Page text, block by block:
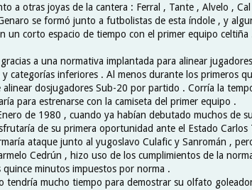
a otras joyas de la cantera : Ferral , Tante , Alvelo ,
se formó junto a futbolistas de esta índole , y
un corto espacio de tiempo con el primer equipo celtiña
a una normativa implantada para alinear
categorías inferiores . Al menos durante los primeros
alinear dosjugadores Sub-20 por partido . Corría la
para estrenarse con la camiseta del primer equipo .
de 1980 , cuando ya habían debutado muchos de
de su primera oportunidad ante el Estado Carlos
ataque junto al yugoslavo Culafic y Sanromán ,
Cedrún , hizo uso de los cumplimientos de la
quince minutos impuestos por norma .
tendría mucho tiempo para demostrar su olfato